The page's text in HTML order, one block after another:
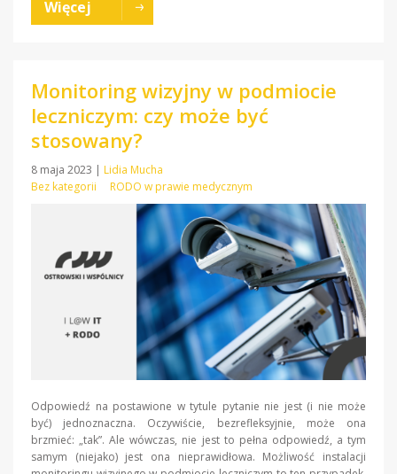
Więcej
Monitoring wizyjny w podmiocie
leczniczym: czy może być
stosowany?
8 maja 2023 | Lidia Mucha
Bez kategorii
RODO w prawie medycznym
Odpowiedź na postawione w tytule pytanie nie jest (i nie może
być) jednoznaczna. Oczywiście, bezrefleksyjnie, może ona
brzmieć: „tak”. Ale wówczas, nie jest to pełna odpowiedź, a tym
samym (niejako) jest ona nieprawidłowa. Możliwość instalacji